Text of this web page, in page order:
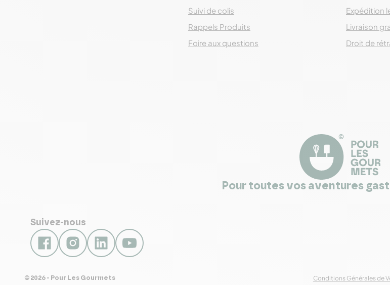
Suivi de colis
Rappels Produits
Foire aux questions
Expédition
Livraison
Droit de
Pour toutes vos aventures
Suivez-nous
Conditions Générales de
© 2026 - Pour Les Gourmets